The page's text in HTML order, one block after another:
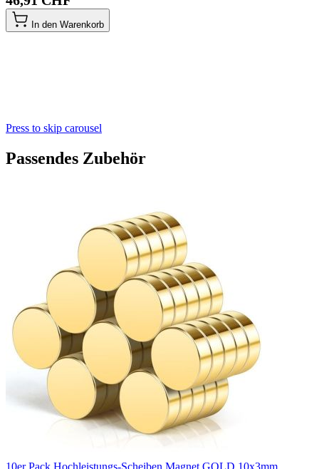
In den Warenkorb
Press to skip carousel
Passendes Zubehör